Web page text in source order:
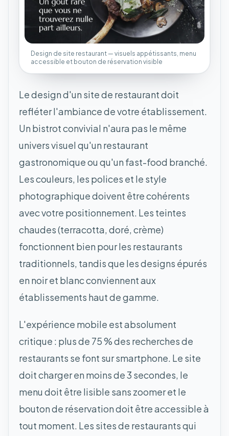
Design de site restaurant — visuels appétissants, menu
accessible et bouton de réservation visible
Le design d'un site de restaurant doit
refléter l'ambiance de votre établissement.
Un bistrot convivial n'aura pas le même
univers visuel qu'un restaurant
gastronomique ou qu'un fast-food branché.
Les couleurs, les polices et le style
photographique doivent être cohérents
avec votre positionnement. Les teintes
chaudes (terracotta, doré, crème)
fonctionnent bien pour les restaurants
traditionnels, tandis que les designs épurés
en noir et blanc conviennent aux
établissements haut de gamme.
L'expérience mobile est absolument
critique : plus de 75 % des recherches de
restaurants se font sur smartphone. Le site
doit charger en moins de 3 secondes, le
menu doit être lisible sans zoomer et le
bouton de réservation doit être accessible à
tout moment. Les sites de restaurants qui